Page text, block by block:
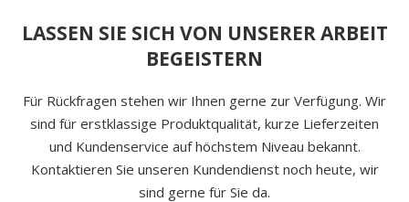
LASSEN SIE SICH VON UNSERER ARBEIT
BEGEISTERN
Für Rückfragen stehen wir Ihnen gerne zur Verfügung. Wir
sind für erstklassige Produktqualität, kurze Lieferzeiten
und Kundenservice auf höchstem Niveau bekannt.
Kontaktieren Sie unseren Kundendienst noch heute, wir
sind gerne für Sie da.